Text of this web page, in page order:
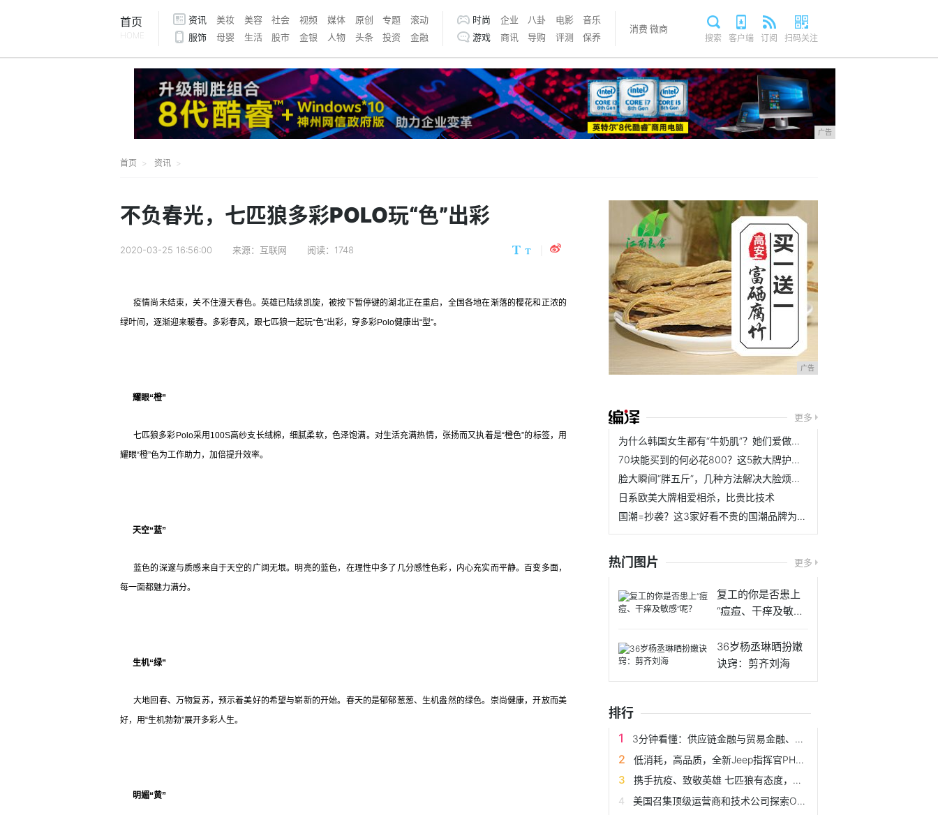
首页
HOME
资讯 美妆 美容 社会 视频 媒体 原创 专题
滚动
服饰
母婴 生活 股市 金银 人物 头条 投资 金融
时尚 企业 八卦 电影
音乐
游戏
商讯 导购 评测 保养
消费 微商
搜索 客户端 订阅 扫码关注
广告
首页 资讯
不负春光，七匹狼多彩POLO玩“色”出彩
2020-03-25 16:56:00 来源：互联网 阅读：1748
疫情尚未结束，关不住漫天春色。英雄已陆续凯旋，被按下暂停键的湖北正在重启，全国各地在渐落的樱花和正浓的
绿叶间，逐渐迎来暖春。多彩春风，跟七匹狼一起玩“色”出彩，穿多彩Polo健康出“型”。
耀眼“橙”
七匹狼多彩Polo采用100S高纱支长绒棉，细腻柔软，色泽饱满。对生活充满热情，张扬而又执着是“橙色”的标签，用
耀眼“橙”色为工作助力，加倍提升效率。
天空“蓝”
蓝色的深邃与质感来自于天空的广阔无垠。明亮的蓝色，在理性中多了几分感性色彩，内心充实而平静。百变多面，
每一面都魅力满分。
生机“绿”
大地回春、万物复苏，预示着美好的希望与崭新的开始。春天的是郁郁葱葱、生机盎然的绿色。崇尚健康，开放而美
好，用“生机勃勃”展开多彩人生。
明媚“黄”
广告
更多
为什么韩国女生都有“牛奶肌”？她们爱做的事，中国女孩都忽略了
70块能买到的何必花800？这5款大牌护肤平替，完美诠释性价比
脸大瞬间“胖五斤”，几种方法解决大脸烦恼，精致V脸不是梦
日系欧美大牌相爱相杀，比贵比技术
国潮=抄袭？这3家好看不贵的国潮品牌为自己正名
热门图片 更多
复工的你是否患上
“痘痘、干痒及敏感”
36岁杨丞琳晒扮嫩
诀窍：剪齐刘海
排行
3分钟看懂：供应链金融与贸易金融、商业保理、区块链...的关系
低消耗，高品质，全新Jeep指挥官PHEV期待与你来电
携手抗疫、致敬英雄 七匹狼有态度，更有温度
美国召集顶级运营商和技术公司探索Open RAN以取代华为